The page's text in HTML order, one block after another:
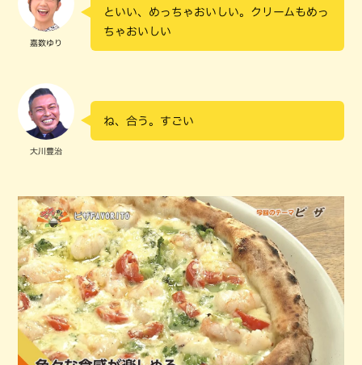
嘉数ゆり
といい、めっちゃおいしい。クリームもめっ
ちゃおいしい
大川豊治
ね、合う。すごい